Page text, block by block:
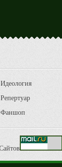
Идеология
Репертуар
Фаншоп